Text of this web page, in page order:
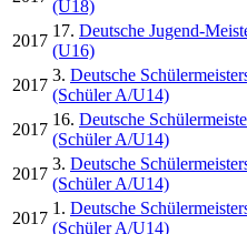
(U18)
2017
17. Deutsche Jugend-
(U16)
2017
3. Deutsche
(Schüler A/U14)
2017
16. Deutsche
(Schüler A/U14)
2017
3. Deutsche
(Schüler A/U14)
2017
1. Deutsche
(Schüler A/U14)